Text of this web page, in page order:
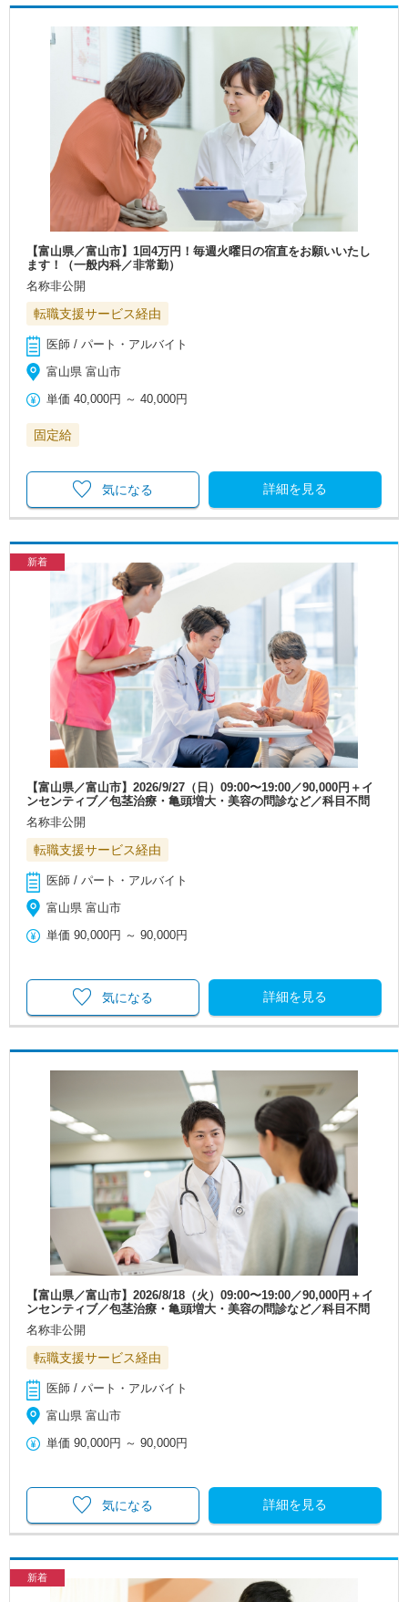
【富山県／富山市】1回4万円！毎週火曜日の宿直をお願いいたし
ます！（一般内科／非常勤）
名称非公開
転職支援サービス経由
医師 / パート・アルバイト
富山県 富山市
単価 40,000円 ～40,000円
固定給
詳細を見る
気になる
新着
【富山県／富山市】2026/9/27（日）09:00〜19:00／90,000円＋イ
ンセンティブ／包茎治療・亀頭増大・美容の問診など／科目不問
名称非公開
転職支援サービス経由
医師 / パート・アルバイト
富山県 富山市
単価 90,000円 ～90,000円
詳細を見る
気になる
【富山県／富山市】2026/8/18（火）09:00〜19:00／90,000円＋イ
ンセンティブ／包茎治療・亀頭増大・美容の問診など／科目不問
名称非公開
転職支援サービス経由
医師 / パート・アルバイト
富山県 富山市
単価 90,000円 ～90,000円
詳細を見る
気になる
新着